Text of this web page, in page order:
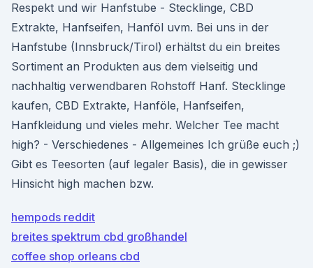
Respekt und wir Hanfstube - Stecklinge, CBD
Extrakte, Hanfseifen, Hanföl uvm. Bei uns in der
Hanfstube (Innsbruck/Tirol) erhältst du ein breites
Sortiment an Produkten aus dem vielseitig und
nachhaltig verwendbaren Rohstoff Hanf. Stecklinge
kaufen, CBD Extrakte, Hanföle, Hanfseifen,
Hanfkleidung und vieles mehr. Welcher Tee macht
high? - Verschiedenes - Allgemeines Ich grüße euch ;)
Gibt es Teesorten (auf legaler Basis), die in gewisser
Hinsicht high machen bzw.
hempods reddit
breites spektrum cbd großhandel
coffee shop orleans cbd